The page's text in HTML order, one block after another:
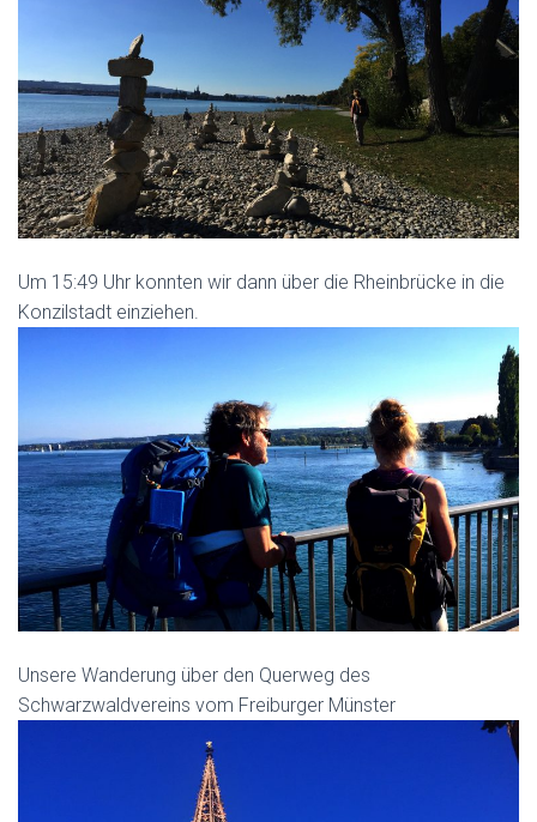
Um 15:49 Uhr konnten wir dann über die Rheinbrücke in die
Konzilstadt einziehen.
Unsere Wanderung über den Querweg des
Schwarzwaldvereins vom Freiburger Münster